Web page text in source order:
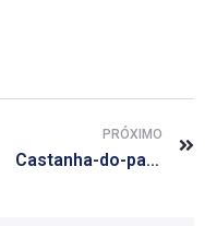
PRÓXIMO
Castanha-do-pará retarda envelhecimento das células do cérebro, diz estudo